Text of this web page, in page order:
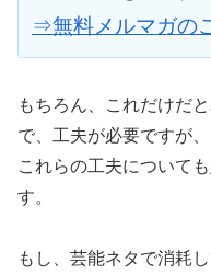
⇒無料メルマガの
もちろん、これだけだ
で、工夫が必要ですが、
これらの工夫についても
す。
もし、芸能ネタで消耗